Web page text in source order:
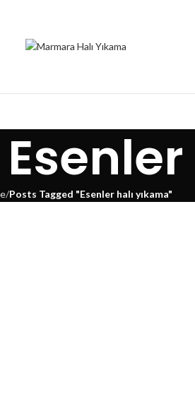
Posts Tagged "Esenler halı yıkama"